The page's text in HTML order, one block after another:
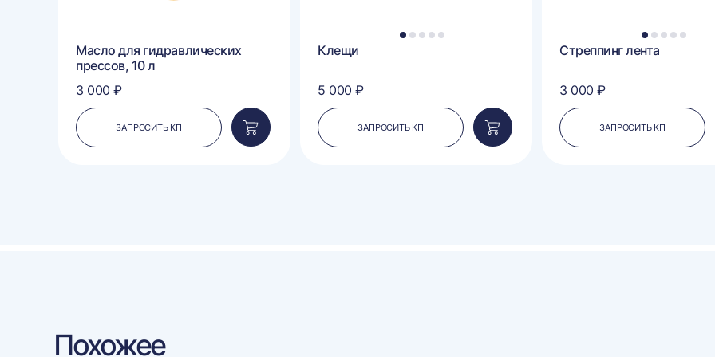
Масло для гидравлических
прессов, 10 л
3 000 ₽
ЗАПРОСИТЬ КП
Добавить
в
1 2 3 4 5
Клещи
5 000 ₽
ЗАПРОСИТЬ КП
Добавить
в
1 2 3 4 5
Стреппинг лента
3 000 ₽
ЗАПРОСИТЬ КП
Похожее